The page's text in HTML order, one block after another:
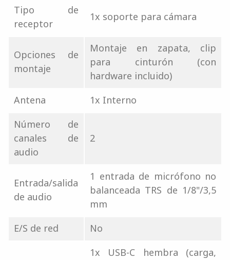
Tipo de
receptor
1x soporte para cámara
Opciones de
montaje
Montaje en zapata, clip
para cinturón (con
hardware incluido)
Antena
1x Interno
Número de
canales de
audio
2
Entrada/salida
de audio
1 entrada de micrófono no
balanceada TRS de 1/8"/3,5
mm
E/S de red
No
1x USB-C hembra (carga,